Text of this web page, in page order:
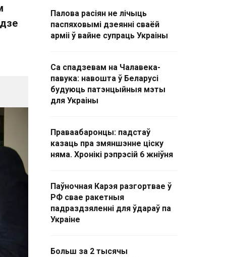
Палова расіян не лічыць
паспяховымі дзеянні сваёй
арміі ў вайне супраць Украіны
Са спадзевам на Чалавека-
павука: навошта ў Беларусі
будуюць патэнцыйныя мэты
для Украіны
Праваабаронцы: падстаў
казаць пра змяншэнне ціску
няма. Хронікі рэпрэсій 6 жніўня
Паўночная Карэя разгортвае ў
РФ свае ракетныя
падраздзяленні для ўдараў па
Украіне
Больш за 2 тысячы